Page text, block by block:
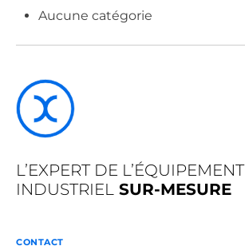
Aucune catégorie
L’EXPERT DE L’ÉQUIPEMENT
INDUSTRIEL SUR-MESURE
CONTACT